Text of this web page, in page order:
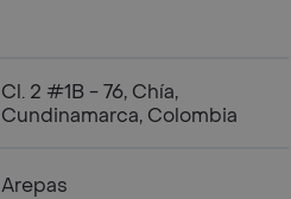
Cl. 2 #1B - 76, Chía,
Cundinamarca, Colombia
Arepas